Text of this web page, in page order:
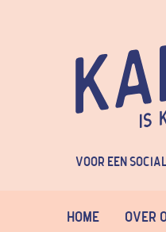
Voor een
Home Over